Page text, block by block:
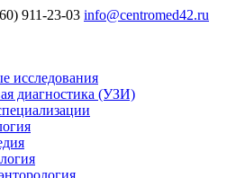
911-23-03 info@centromed42.ru
исследования
диагностика (УЗИ)